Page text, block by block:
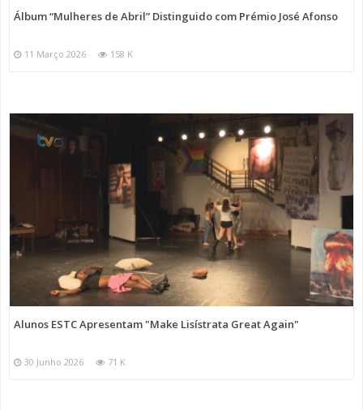
Álbum “Mulheres de Abril” Distinguido com Prémio José Afonso
11 Março 2026 158 K
Alunos ESTC Apresentam "Make Lisístrata Great Again"
30 Junho 2026 71 K